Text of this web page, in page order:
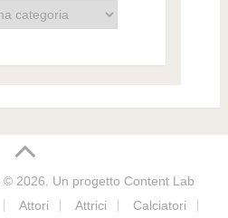
© 2026. Un progetto Content Lab
Attori Attrici Calciatori